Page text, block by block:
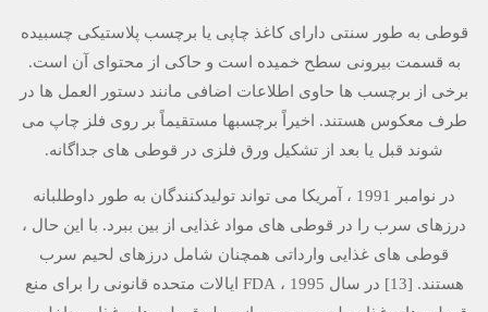
قوطی به طور سنتی دارای کاغذ چاپی یا برچسب پلاستیکی چسبیده
به قسمت بیرونی سطح خمیده است و حاکی از محتوای آن است.
برخی از برچسب ها حاوی اطلاعات اضافی مانند دستور العمل ها در
طرف معکوس هستند. اخیراً برچسبها مستقیماً بر روی فلز چاپ می
شوند قبل یا بعد از تشکیل ورق فلزی در قوطی های جداگانه.
در نوامبر 1991 ، آمریكا می تواند تولیدكنندگان به طور داوطلبانه
درزهای سرب را در قوطی های مواد غذایی از بین ببرد. با این حال ،
قوطی های غذایی وارداتی همچنان شامل درزهای لحیم سرب
هستند. [13] در سال 1995 ، FDA ایالات متحده قانونی را برای منع